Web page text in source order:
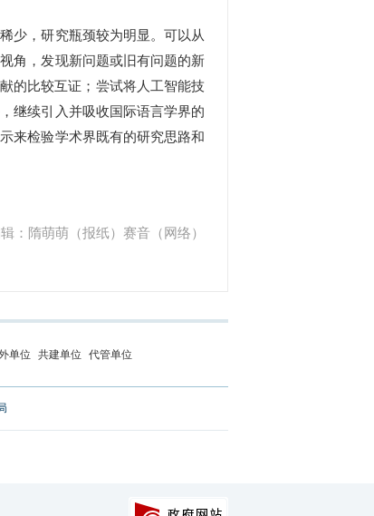
少，研究瓶颈较为明显。可以从
角，发现新问题或旧有问题的新
的比较互证；尝试将人工智能技
继续引入并吸收国际语言学界的
来检验学术界既有的研究思路和
：隋萌萌（报纸）赛音（网络）
单位 共建单位 代管单位